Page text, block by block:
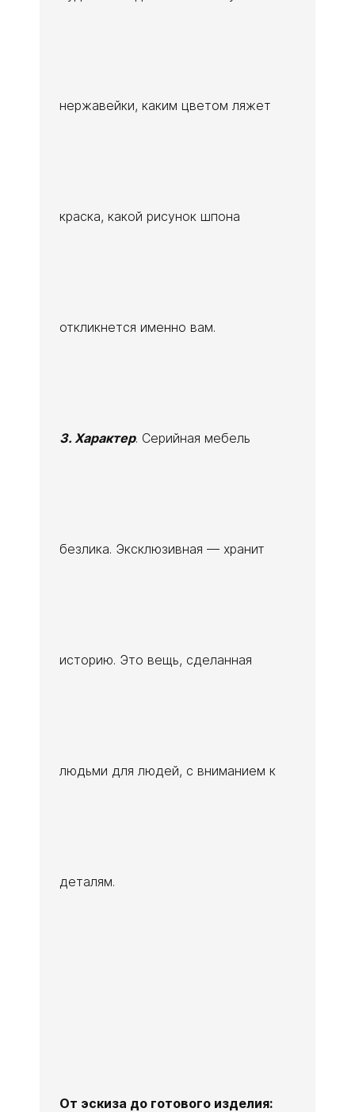
нержавейки, каким цветом ляжет
краска, какой рисунок шпона
откликнется именно вам.
3. Характер. Серийная мебель
безлика. Эксклюзивная — хранит
историю. Это вещь, сделанная
людьми для людей, с вниманием к
деталям.
От эскиза до готового изделия: